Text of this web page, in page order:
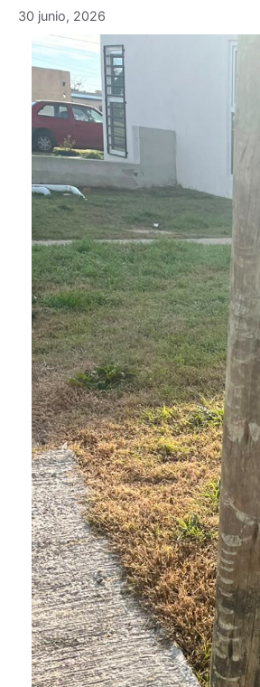
30 junio, 2026